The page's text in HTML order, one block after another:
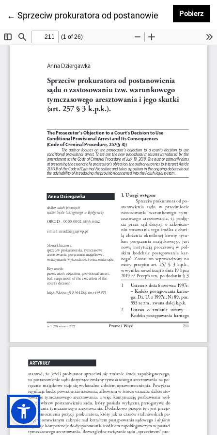
←Wróć do szczegółów artykułu
Sprzeciw prokuratora od postanowienia sądu o
Pobierz